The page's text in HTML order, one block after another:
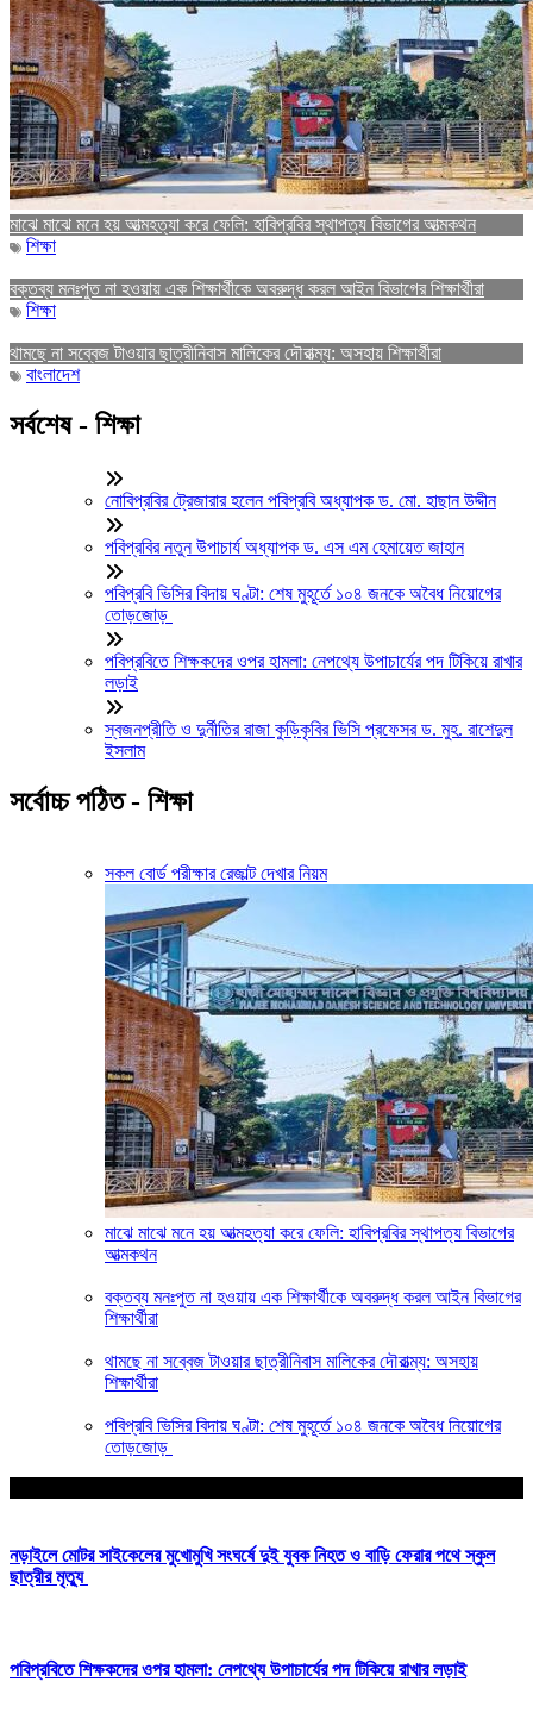
মাঝে মাঝে মনে হয় আত্মহত্যা করে ফেলি: হাবিপ্রবির স্থাপত্য বিভাগের আত্মকথন
শিক্ষা
বক্তব্য মনঃপুত না হওয়ায় এক শিক্ষার্থীকে অবরুদ্ধ করল আইন বিভাগের শিক্ষার্থীরা
শিক্ষা
থামছে না সব্বেজ টাওয়ার ছাত্রীনিবাস মালিকের দৌরাত্ম্য: অসহায় শিক্ষার্থীরা
বাংলাদেশ
সর্বশেষ - শিক্ষা
নোবিপ্রবির ট্রেজারার হলেন পবিপ্রবি অধ্যাপক ড. মো. হাছান উদ্দীন
পবিপ্রবির নতুন উপাচার্য অধ্যাপক ড. এস এম হেমায়েত জাহান
পবিপ্রবি ভিসির বিদায় ঘণ্টা: শেষ মুহূর্তে ১০৪ জনকে অবৈধ নিয়োগের
তোড়জোড়
পবিপ্রবিতে শিক্ষকদের ওপর হামলা: নেপথ্যে উপাচার্যের পদ টিকিয়ে রাখার
লড়াই
স্বজনপ্রীতি ও দুর্নীতির রাজা কুড়িকৃবির ভিসি প্রফেসর ড. মুহ. রাশেদুল
ইসলাম
সর্বোচ্চ পঠিত - শিক্ষা
সকল বোর্ড পরীক্ষার রেজাল্ট দেখার নিয়ম
মাঝে মাঝে মনে হয় আত্মহত্যা করে ফেলি: হাবিপ্রবির স্থাপত্য বিভাগের
আত্মকথন
বক্তব্য মনঃপুত না হওয়ায় এক শিক্ষার্থীকে অবরুদ্ধ করল আইন বিভাগের
শিক্ষার্থীরা
থামছে না সব্বেজ টাওয়ার ছাত্রীনিবাস মালিকের দৌরাত্ম্য: অসহায়
শিক্ষার্থীরা
পবিপ্রবি ভিসির বিদায় ঘণ্টা: শেষ মুহূর্তে ১০৪ জনকে অবৈধ নিয়োগের
তোড়জোড়
নড়াইলে মোটর সাইকেলের মুখোমুখি সংঘর্ষে দুই যুবক নিহত ও বাড়ি ফেরার পথে স্কুল
ছাত্রীর মৃত্যু
পবিপ্রবিতে শিক্ষকদের ওপর হামলা: নেপথ্যে উপাচার্যের পদ টিকিয়ে রাখার লড়াই